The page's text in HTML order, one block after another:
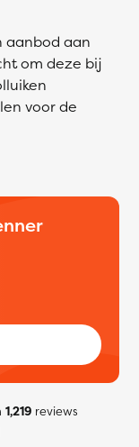
aanbod aan
om deze bij
voor de
1,219reviews